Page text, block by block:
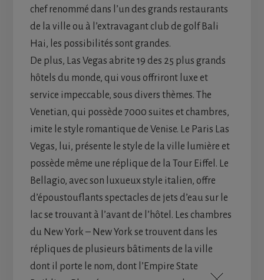
chef renommé dans l’un des grands restaurants
de la ville ou à l’extravagant club de golf Bali
Hai, les possibilités sont grandes.
De plus, Las Vegas abrite 19 des 25 plus grands
hôtels du monde, qui vous offriront luxe et
service impeccable, sous divers thèmes. The
Venetian, qui possède 7000 suites et chambres,
imite le style romantique de Venise. Le Paris Las
Vegas, lui, présente le style de la ville lumière et
possède même une réplique de la Tour Eiffel. Le
Bellagio, avec son luxueux style italien, offre
d’époustouflants spectacles de jets d’eau sur le
lac se trouvant à l’avant de l’hôtel. Les chambres
du New York – New York se trouvent dans les
répliques de plusieurs bâtiments de la ville
dont il porte le nom, dont l’Empire State